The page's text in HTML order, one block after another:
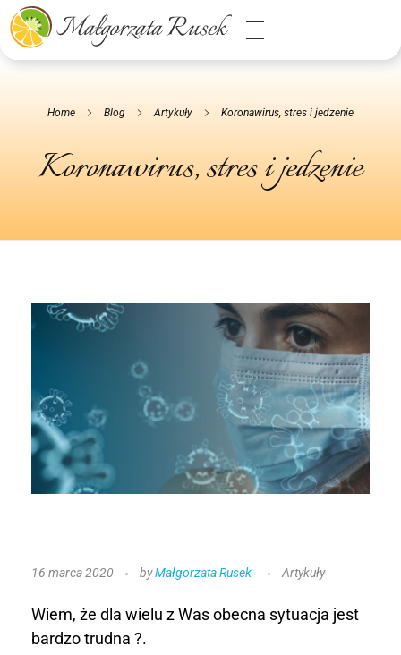
Małgorzata Rusek - dietetyk z pasją
Dietetyka kliniczna & Psychodietetyka
Home Blog Artykuły Koronawirus, stres i jedzenie
Koronawirus, stres i jedzenie
K
o
r
16 marca 2020 byMałgorzata Rusek Artykuły
Wiem, że dla wielu z Was obecna sytuacja jest
bardzo trudna ?.